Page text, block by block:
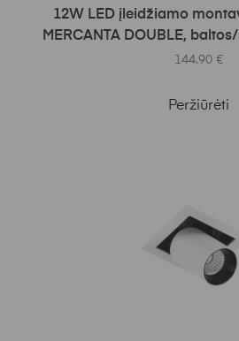
Į KREPŠELĮ
12W LED įleidžiamo
MERCANTA DOUBLE,
144.90 €
Peržiūrėti